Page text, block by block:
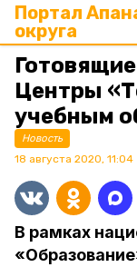
Портал
округа
Центры
учебным
Новость
18 августа 2020, 11:04
В рамках